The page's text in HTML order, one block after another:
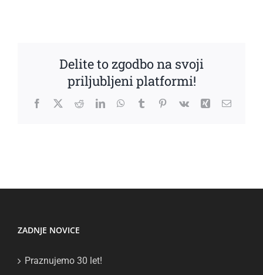
Delite to zgodbo na svoji
priljubljeni platformi!
Facebook
X RedditLinkedInWhatsApp
TumblrPinterest
Vk Xing Email
ZADNJE NOVICE
Praznujemo 30 let!